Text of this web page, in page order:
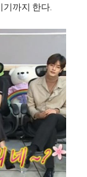
기까지 한다.